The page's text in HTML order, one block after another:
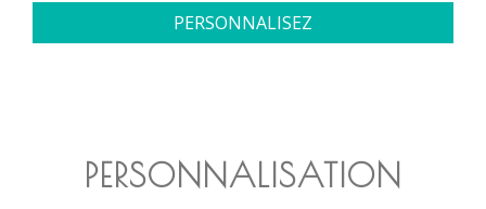
PERSONNALISEZ
PERSONNALISATION